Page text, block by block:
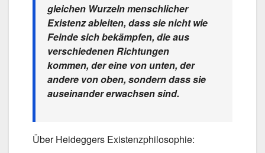
gleichen Wurzeln menschlicher
Existenz ableiten, dass sie nicht wie
Feinde sich bekämpfen, die aus
verschiedenen Richtungen
kommen, der eine von unten, der
andere von oben, sondern dass sie
auseinander erwachsen sind.
Über Heideggers Existenzphilosophie: